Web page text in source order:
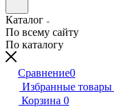
Каталог
По всему сайту
По каталогу
Сравнение0
Избранные товары
Корзина 0